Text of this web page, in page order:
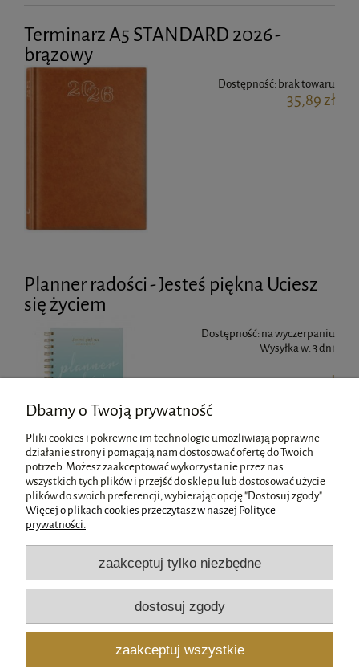
Terminarz A5 STANDARD 2026 -
brązowy
Dostępność: brak towaru
35,89 zł
Planner radości - Jesteś piękna Uciesz
się życiem
Dostępność: na wyczerpaniu
Wysyłka w:3 dni
42,90 zł
Pomoc
Płatności i dostawa
Informacje
O nas
Dbamy o Twoją prywatność
Pliki cookies i pokrewne im technologie umożliwiają poprawne
działanie strony i pomagają nam dostosować ofertę do Twoich
potrzeb. Możesz zaakceptować wykorzystanie przez nas
wszystkich tych plików i przejść do sklepu lub dostosować użycie
plików do swoich preferencji, wybierając opcję "Dostosuj zgody".
Więcej o plikach cookies przeczytasz w naszej Polityce
prywatności.
zaakceptuj tylko niezbędne
dostosuj zgody
zaakceptuj wszystkie